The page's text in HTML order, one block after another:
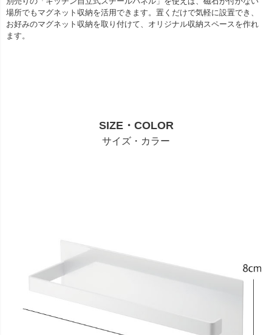
場所でもマグネット収納を活用できます。置くだけで気軽に設置でき、
お好みのマグネット収納を取り付けて、オリジナル収納スペースを作れ
ます。
SIZE・COLOR
サイズ・カラー